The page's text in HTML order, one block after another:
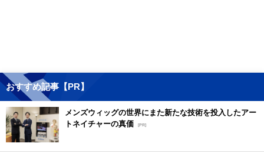
おすすめ記事【PR】
メンズウィッグの世界にまた新たな技術を投入したアー
トネイチャーの真価 [PR]